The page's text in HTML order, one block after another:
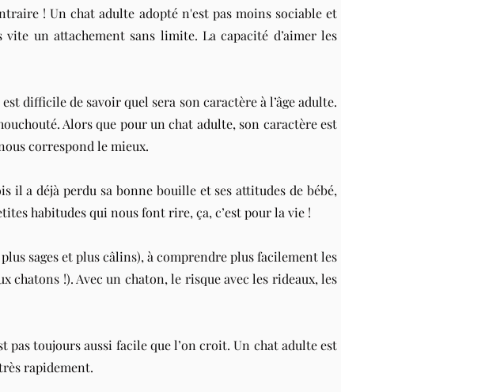
! Un chat adulte adopté n'est pas moins sociable et
un attachement sans limite. La capacité d’aimer les
difficile de savoir quel sera son caractère à l’âge adulte.
Alors que pour un chat adulte, son caractère est
correspond le mieux.
il a déjà perdu sa bonne bouille et ses attitudes de bébé,
habitudes qui nous font rire, ça, c’est pour la vie !
sages et plus câlins), à comprendre plus facilement les
!). Avec un chaton, le risque avec les rideaux, les
pas toujours aussi facile que l’on croit. Un chat adulte est
rapidement.